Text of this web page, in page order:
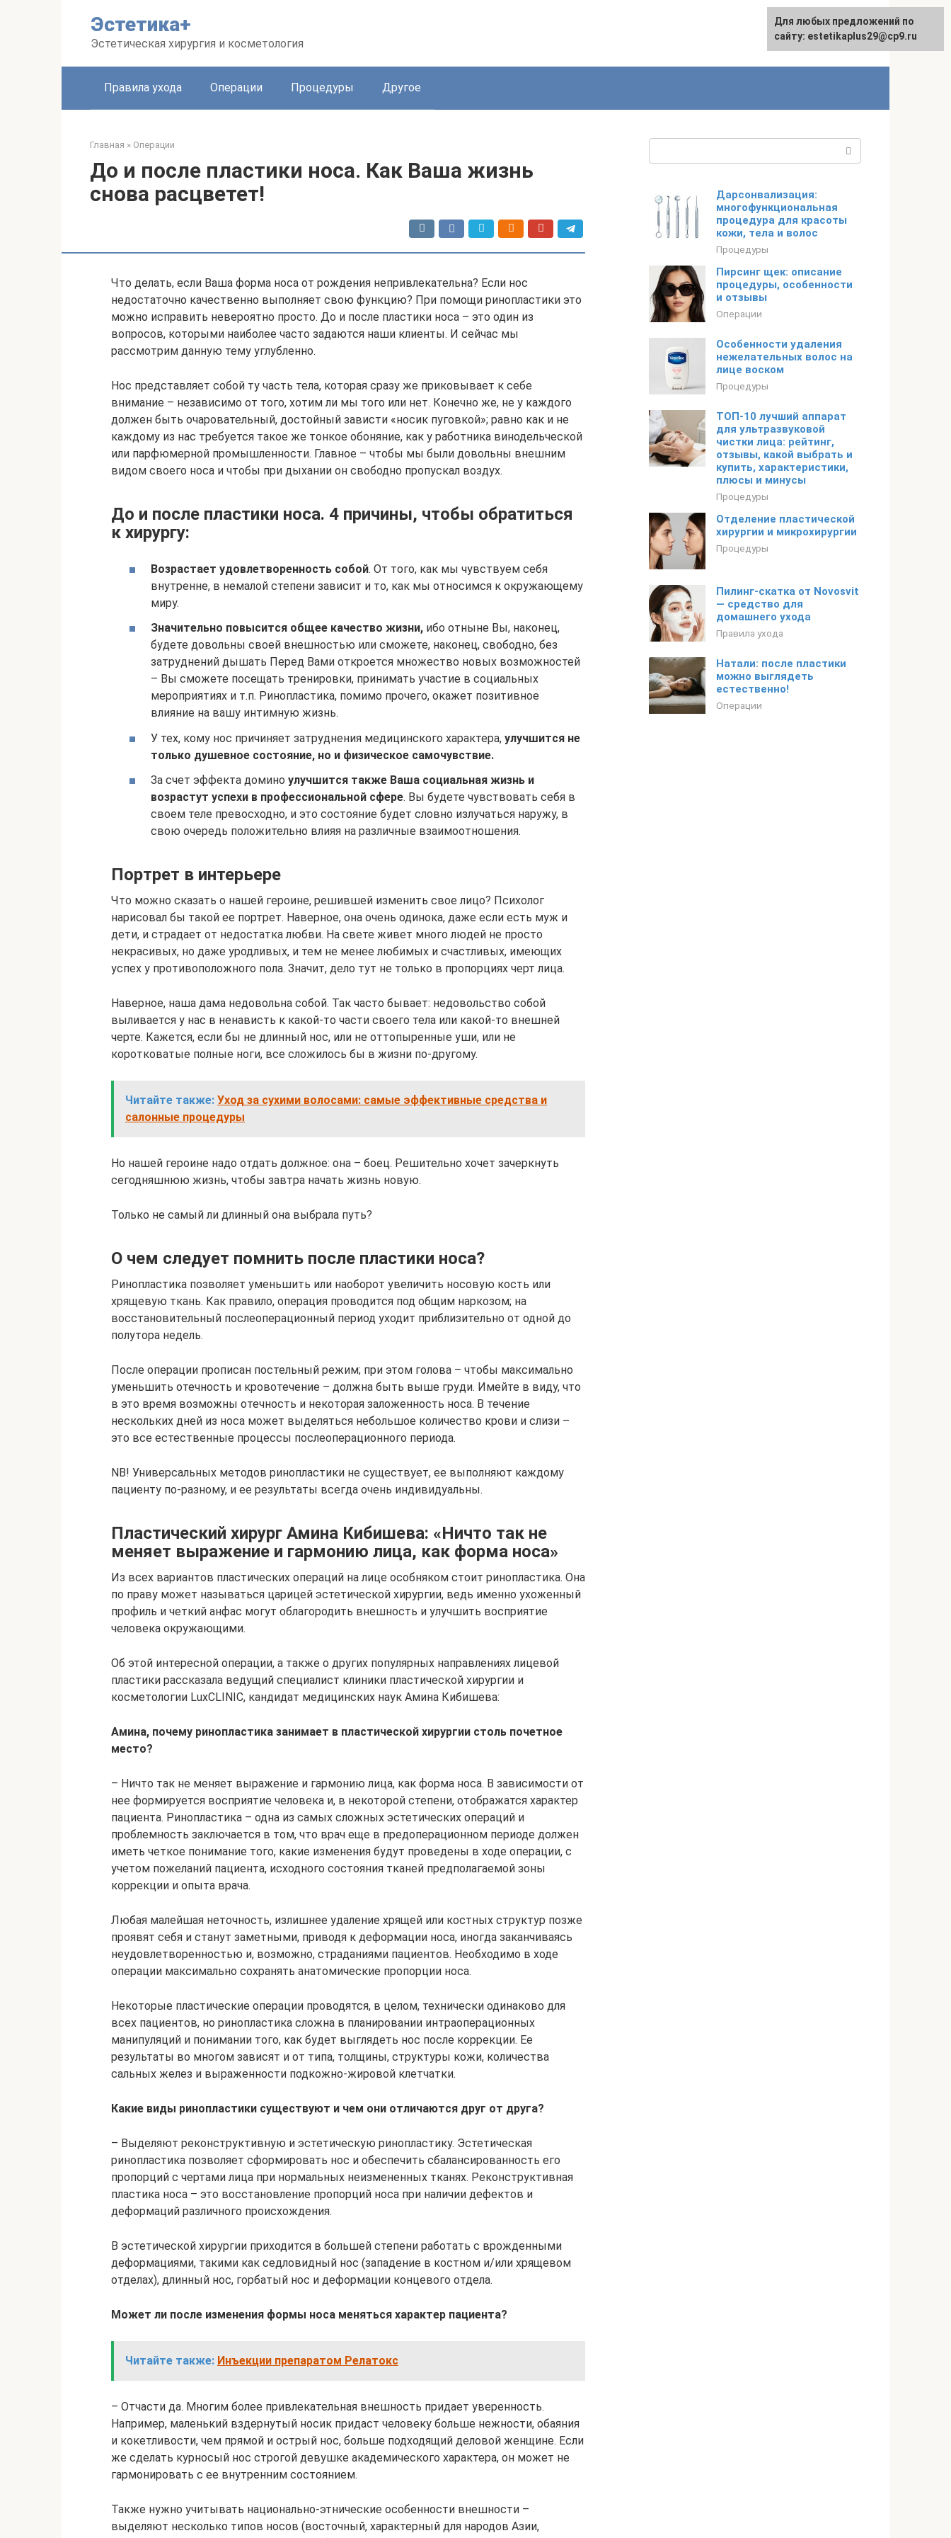
Эстетика+
Эстетическая хирургия и косметология
Правила ухода Операции Процедуры Другое
Главная » Операции
До и после пластики носа. Как Ваша жизнь
снова расцветет!
Что делать, если Ваша форма носа от рождения непривлекательна? Если нос
недостаточно качественно выполняет свою функцию? При помощи ринопластики это
можно исправить невероятно просто. До и после пластики носа – это один из
вопросов, которыми наиболее часто задаются наши клиенты. И сейчас мы
рассмотрим данную тему углубленно.
Нос представляет собой ту часть тела, которая сразу же приковывает к себе
внимание – независимо от того, хотим ли мы того или нет. Конечно же, не у каждого
должен быть очаровательный, достойный зависти «носик пуговкой»; равно как и не
каждому из нас требуется такое же тонкое обоняние, как у работника винодельческой
или парфюмерной промышленности. Главное – чтобы мы были довольны внешним
видом своего носа и чтобы при дыхании он свободно пропускал воздух.
До и после пластики носа. 4 причины, чтобы обратиться
к хирургу:
Возрастает удовлетворенность собой. От того, как мы чувствуем себя
внутренне, в немалой степени зависит и то, как мы относимся к окружающему
миру.
Значительно повысится общее качество жизни, ибо отныне Вы, наконец,
будете довольны своей внешностью или сможете, наконец, свободно, без
затруднений дышать Перед Вами откроется множество новых возможностей
– Вы сможете посещать тренировки, принимать участие в социальных
мероприятиях и т.п. Ринопластика, помимо прочего, окажет позитивное
влияние на вашу интимную жизнь.
У тех, кому нос причиняет затруднения медицинского характера, улучшится не
только душевное состояние, но и физическое самочувствие.
За счет эффекта домино улучшится также Ваша социальная жизнь и
возрастут успехи в профессиональной сфере. Вы будете чувствовать себя в
своем теле превосходно, и это состояние будет словно излучаться наружу, в
свою очередь положительно влияя на различные взаимоотношения.
Портрет в интерьере
Что можно сказать о нашей героине, решившей изменить свое лицо? Психолог
нарисовал бы такой ее портрет. Наверное, она очень одинока, даже если есть муж и
дети, и страдает от недостатка любви. На свете живет много людей не просто
некрасивых, но даже уродливых, и тем не менее любимых и счастливых, имеющих
успех у противоположного пола. Значит, дело тут не только в пропорциях черт лица.
Наверное, наша дама недовольна собой. Так часто бывает: недовольство собой
выливается у нас в ненависть к какой-то части своего тела или какой-то внешней
черте. Кажется, если бы не длинный нос, или не оттопыренные уши, или не
коротковатые полные ноги, все сложилось бы в жизни по-другому.
Читайте также: Уход за сухими волосами: самые эффективные средства и
салонные процедуры
Но нашей героине надо отдать должное: она – боец. Решительно хочет зачеркнуть
сегодняшнюю жизнь, чтобы завтра начать жизнь новую.
Только не самый ли длинный она выбрала путь?
О чем следует помнить после пластики носа?
Ринопластика позволяет уменьшить или наоборот увеличить носовую кость или
хрящевую ткань. Как правило, операция проводится под общим наркозом; на
восстановительный послеоперационный период уходит приблизительно от одной до
полутора недель.
После операции прописан постельный режим; при этом голова – чтобы максимально
уменьшить отечность и кровотечение – должна быть выше груди. Имейте в виду, что
в это время возможны отечность и некоторая заложенность носа. В течение
нескольких дней из носа может выделяться небольшое количество крови и слизи –
это все естественные процессы послеоперационного периода.
NB! Универсальных методов ринопластики не существует, ее выполняют каждому
пациенту по-разному, и ее результаты всегда очень индивидуальны.
Пластический хирург Амина Кибишева: «Ничто так не
меняет выражение и гармонию лица, как форма носа»
Из всех вариантов пластических операций на лице особняком стоит ринопластика. Она
по праву может называться царицей эстетической хирургии, ведь именно ухоженный
профиль и четкий анфас могут облагородить внешность и улучшить восприятие
человека окружающими.
Об этой интересной операции, а также о других популярных направлениях лицевой
пластики рассказала ведущий специалист клиники пластической хирургии и
косметологии LuxCLINIC, кандидат медицинских наук Амина Кибишева:
Амина, почему ринопластика занимает в пластической хирургии столь почетное
место?
– Ничто так не меняет выражение и гармонию лица, как форма носа. В зависимости от
нее формируется восприятие человека и, в некоторой степени, отображатся характер
пациента. Ринопластика – одна из самых сложных эстетических операций и
проблемность заключается в том, что врач еще в предоперационном периоде должен
иметь четкое понимание того, какие изменения будут проведены в ходе операции, с
учетом пожеланий пациента, исходного состояния тканей предполагаемой зоны
коррекции и опыта врача.
Любая малейшая неточность, излишнее удаление хрящей или костных структур позже
проявят себя и станут заметными, приводя к деформации носа, иногда заканчиваясь
неудовлетворенностью и, возможно, страданиями пациентов. Необходимо в ходе
операции максимально сохранять анатомические пропорции носа.
Некоторые пластические операции проводятся, в целом, технически одинаково для
всех пациентов, но ринопластика сложна в планировании интраоперационных
манипуляций и понимании того, как будет выглядеть нос после коррекции. Ее
результаты во многом зависят и от типа, толщины, структуры кожи, количества
сальных желез и выраженности подкожно-жировой клетчатки.
Какие виды ринопластики существуют и чем они отличаются друг от друга?
– Выделяют реконструктивную и эстетическую ринопластику. Эстетическая
ринопластика позволяет сформировать нос и обеспечить сбалансированность его
пропорций с чертами лица при нормальных неизмененных тканях. Реконструктивная
пластика носа – это восстановление пропорций носа при наличии дефектов и
деформаций различного происхождения.
В эстетической хирургии приходится в большей степени работать с врожденными
деформациями, такими как седловидный нос (западение в костном и/или хрящевом
отделах), длинный нос, горбатый нос и деформации концевого отдела.
Может ли после изменения формы носа меняться характер пациента?
Читайте также: Инъекции препаратом Релатокс
– Отчасти да. Многим более привлекательная внешность придает уверенность.
Например, маленький вздернутый носик придаст человеку больше нежности, обаяния
и кокетливости, чем прямой и острый нос, больше подходящий деловой женщине. Если
же сделать курносый нос строгой девушке академического характера, он может не
гармонировать с ее внутренним состоянием.
Также нужно учитывать национально-этнические особенности внешности –
выделяют несколько типов носов (восточный, характерный для народов Азии,
Дарсонвализация:
многофункциональная
процедура для красоты
кожи, тела и волос
Процедуры
Пирсинг щек: описание
процедуры, особенности
и отзывы
Операции
Особенности удаления
нежелательных волос на
лице воском
Процедуры
ТОП-10 лучший аппарат
для ультразвуковой
чистки лица: рейтинг,
отзывы, какой выбрать и
купить, характеристики,
плюсы и минусы
Процедуры
Отделение пластической
хирургии и микрохирургии
Процедуры
Пилинг-скатка от Novosvit
— средство для
домашнего ухода
Правила ухода
Натали: после пластики
можно выглядеть
естественно!
Операции
Для любых предложений по
сайту: estetikaplus29@cp9.ru